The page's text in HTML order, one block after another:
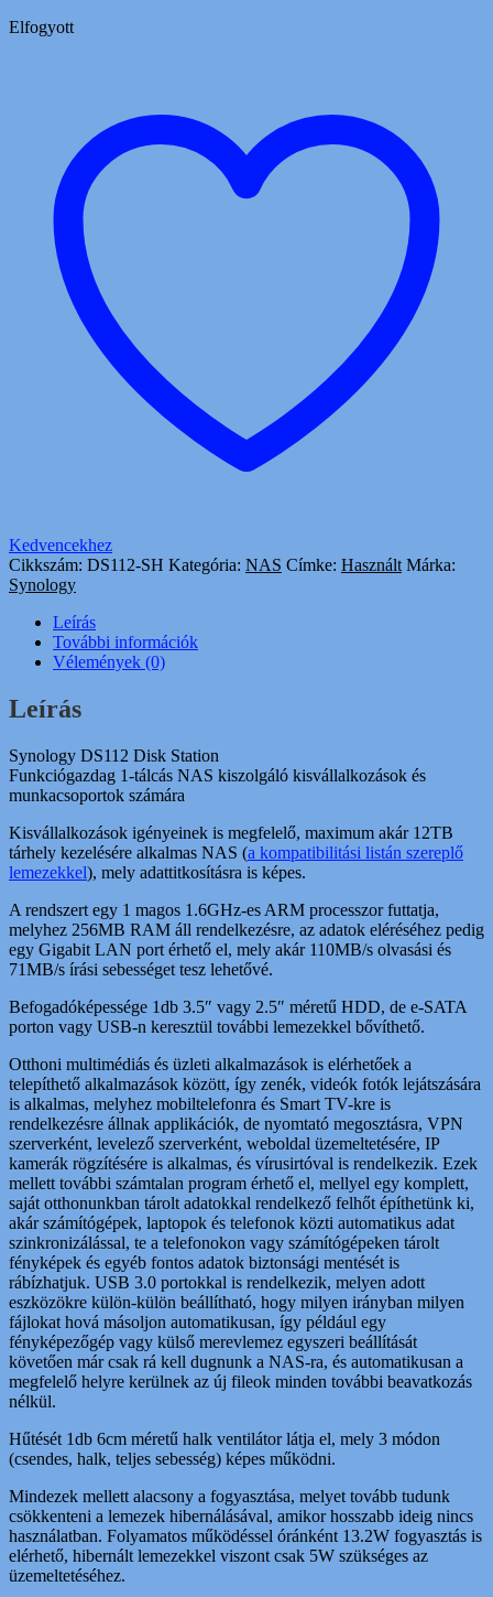
Elfogyott
Kedvencekhez
Cikkszám: DS112-SH Kategória: NAS Címke: Használt Márka:
Synology
Leírás
További információk
Vélemények (0)
Leírás
Synology DS112 Disk Station
Funkciógazdag 1-tálcás NAS kiszolgáló kisvállalkozások és
munkacsoportok számára
Kisvállalkozások igényeinek is megfelelő, maximum akár 12TB
tárhely kezelésére alkalmas NAS (a kompatibilitási listán szereplő
lemezekkel), mely adattitkosításra is képes.
A rendszert egy 1 magos 1.6GHz-es ARM processzor futtatja,
melyhez 256MB RAM áll rendelkezésre, az adatok eléréséhez pedig
egy Gigabit LAN port érhető el, mely akár 110MB/s olvasási és
71MB/s írási sebességet tesz lehetővé.
Befogadóképessége 1db 3.5″ vagy 2.5″ méretű HDD, de e-SATA
porton vagy USB-n keresztül további lemezekkel bővíthető.
Otthoni multimédiás és üzleti alkalmazások is elérhetőek a
telepíthető alkalmazások között, így zenék, videók fotók lejátszására
is alkalmas, melyhez mobiltelefonra és Smart TV-kre is
rendelkezésre állnak applikációk, de nyomtató megosztásra, VPN
szerverként, levelező szerverként, weboldal üzemeltetésére, IP
kamerák rögzítésére is alkalmas, és vírusirtóval is rendelkezik. Ezek
mellett további számtalan program érhető el, mellyel egy komplett,
saját otthonunkban tárolt adatokkal rendelkező felhőt építhetünk ki,
akár számítógépek, laptopok és telefonok közti automatikus adat
szinkronizálással, te a telefonokon vagy számítógépeken tárolt
fényképek és egyéb fontos adatok biztonsági mentését is
rábízhatjuk. USB 3.0 portokkal is rendelkezik, melyen adott
eszközökre külön-külön beállítható, hogy milyen irányban milyen
fájlokat hová másoljon automatikusan, így például egy
fényképezőgép vagy külső merevlemez egyszeri beállítását
követően már csak rá kell dugnunk a NAS-ra, és automatikusan a
megfelelő helyre kerülnek az új fileok minden további beavatkozás
nélkül.
Hűtését 1db 6cm méretű halk ventilátor látja el, mely 3 módon
(csendes, halk, teljes sebesség) képes működni.
Mindezek mellett alacsony a fogyasztása, melyet tovább tudunk
csökkenteni a lemezek hibernálásával, amikor hosszabb ideig nincs
használatban. Folyamatos működéssel óránként 13.2W fogyasztás is
elérhető, hibernált lemezekkel viszont csak 5W szükséges az
üzemeltetéséhez.